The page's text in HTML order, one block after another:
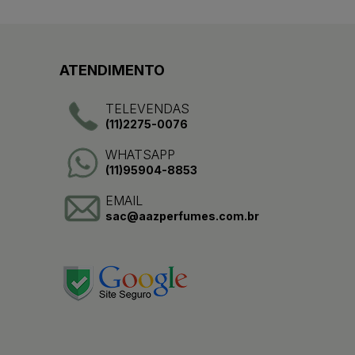
ATENDIMENTO
TELEVENDAS
(11)2275-0076
WHATSAPP
(11)95904-8853
EMAIL
sac@aazperfumes.com.br